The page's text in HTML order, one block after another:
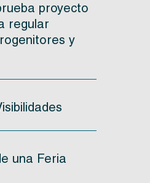
proyecto
regular
y
una Feria